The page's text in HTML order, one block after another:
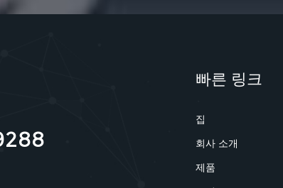
빠른 링크
집
회사 소개
제품